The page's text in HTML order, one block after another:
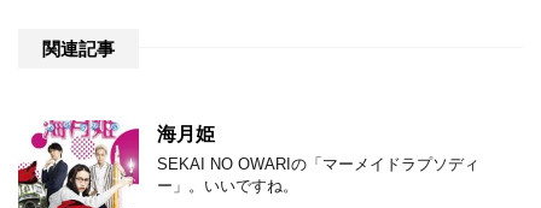
関連記事
海月姫
SEKAI NO OWARIの「マーメイドラプソディ
ー」。いいですね。